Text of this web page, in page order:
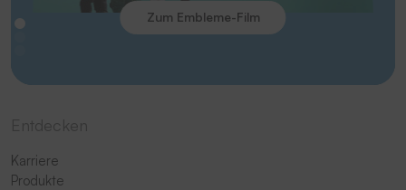
Zum Embleme-Film
Karriere
Produkte